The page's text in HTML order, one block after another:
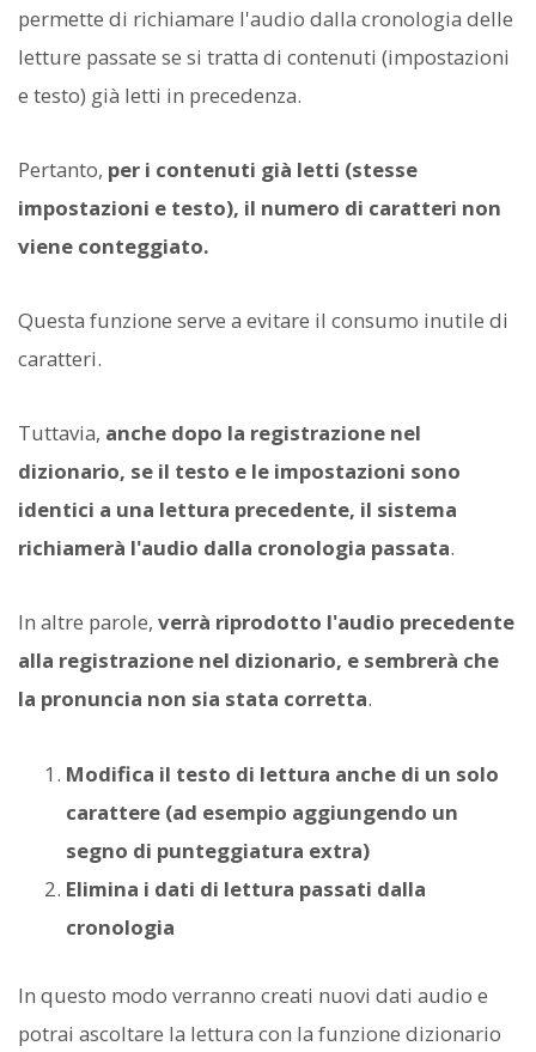
permette di richiamare l'audio dalla cronologia delle
letture passate se si tratta di contenuti (impostazioni
e testo) già letti in precedenza.
Pertanto, per i contenuti già letti (stesse
impostazioni e testo), il numero di caratteri non
viene conteggiato.
Questa funzione serve a evitare il consumo inutile di
caratteri.
Tuttavia, anche dopo la registrazione nel
dizionario, se il testo e le impostazioni sono
identici a una lettura precedente, il sistema
richiamerà l'audio dalla cronologia passata.
In altre parole, verrà riprodotto l'audio precedente
alla registrazione nel dizionario, e sembrerà che
la pronuncia non sia stata corretta.
Modifica il testo di lettura anche di un solo
carattere (ad esempio aggiungendo un
segno di punteggiatura extra)
Elimina i dati di lettura passati dalla
cronologia
In questo modo verranno creati nuovi dati audio e
potrai ascoltare la lettura con la funzione dizionario